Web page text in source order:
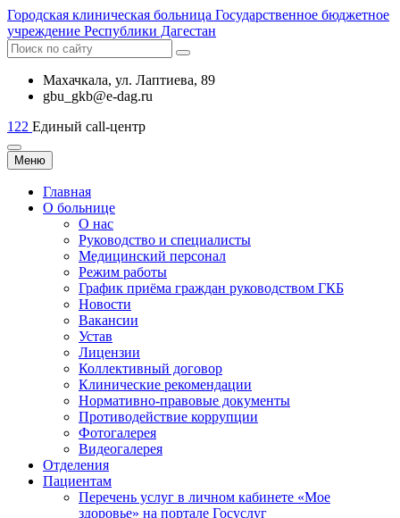
Городская клиническая больница Государственное бюджетное
учреждение Республики Дагестан
Махачкала, ​ул. Лаптиева, 89
gbu_gkb@e-dag.ru
122 Единый call-центр
Меню
Главная
О больнице
О нас
Руководство и специалисты
Медицинский персонал
Режим работы
График приёма граждан руководством ГКБ
Новости
Вакансии
Устав
Лицензии
Коллективный договор
Клинические рекомендации
Нормативно-правовые документы
Противодействие коррупции
Фотогалерея
Видеогалерея
Отделения
Пациентам
Перечень услуг в личном кабинете «Мое
здоровье» на портале Госуслуг